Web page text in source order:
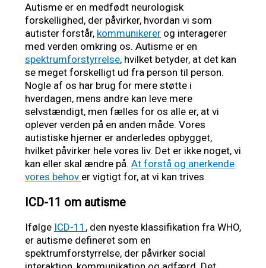
Autisme er en medfødt neurologisk
forskellighed, der påvirker, hvordan vi som
autister forstår, kommunikerer og interagerer
med verden omkring os. Autisme er en
spektrumforstyrrelse, hvilket betyder, at det kan
se meget forskelligt ud fra person til person.
Nogle af os har brug for mere støtte i
hverdagen, mens andre kan leve mere
selvstændigt, men fælles for os alle er, at vi
oplever verden på en anden måde. Vores
autistiske hjerner er anderledes opbygget,
hvilket påvirker hele vores liv. Det er ikke noget, vi
kan eller skal ændre på. At forstå og anerkende
vores behov er vigtigt for, at vi kan trives.
ICD-11 om autisme
Ifølge ICD-11 , den nyeste klassifikation fra WHO,
er autisme defineret som en
spektrumforstyrrelse, der påvirker social